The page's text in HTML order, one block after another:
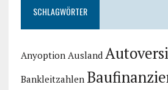
SCHLAGWÖRTER
Anyoption Ausland
Bankleitzahlen